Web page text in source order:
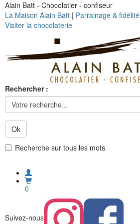
Alain Batt - Chocolatier - confiseur
La Maison Alain Batt | Parrainage & fidélité
Visiter la chocolaterie
Rechercher :
Ok
Recherche sur tous les mots
0
Suivez-nous